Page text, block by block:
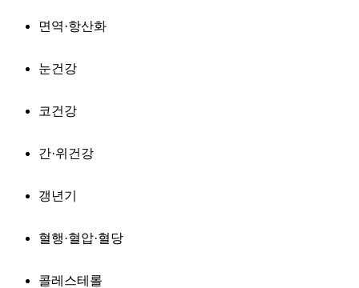
면역·항산화
눈건강
코건강
간·위건강
갱년기
혈행·혈압·혈당
콜레스테롤